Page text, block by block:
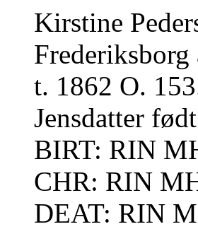
Kirstine
t. 1862 O.
Jensdatter
BIRT: RIN
CHR: RIN
DEAT: RIN